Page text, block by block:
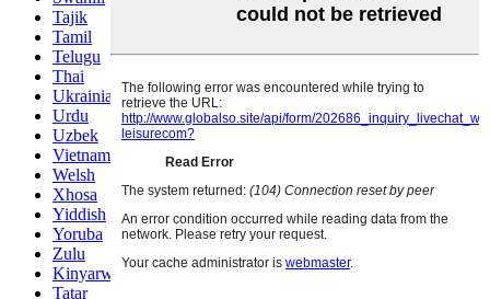
Tajik
Tamil
Telugu
Thai
Ukrainian
Urdu
Uzbek
Vietnamese
Welsh
Xhosa
Yiddish
Yoruba
Zulu
Kinyarwanda
Tatar